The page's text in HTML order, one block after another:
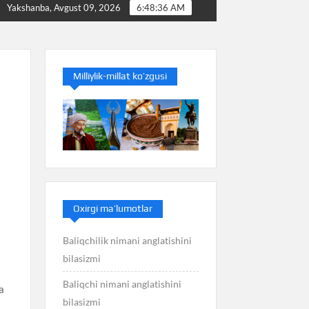
anglatishini bilasizmi Balans nimani anglatishini
Yakshanba, Avgust 09, 2026 6:48:37 AM
Neferirkara, Neuserra, Isesi, Una. 6sulo
Milliylik-millat ko’zgusi
Oxirgi ma’lumotlar
Baliqchilik nimani anglatishini
bilasizmi
Baliqchi nimani anglatishini
bilasizmi